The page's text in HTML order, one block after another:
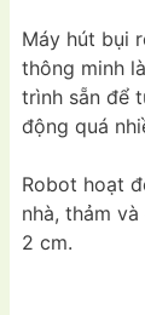
Máy hút bụi
thông minh
trình sẵn để
động quá
Robot hoạt
nhà, thảm
2 cm.